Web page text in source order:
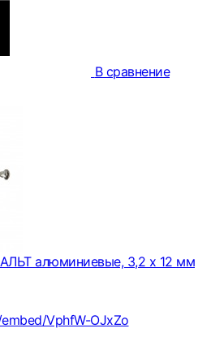
В сравнение
алюминиевые, 3,2 х 12 мм
VphfW-OJxZo